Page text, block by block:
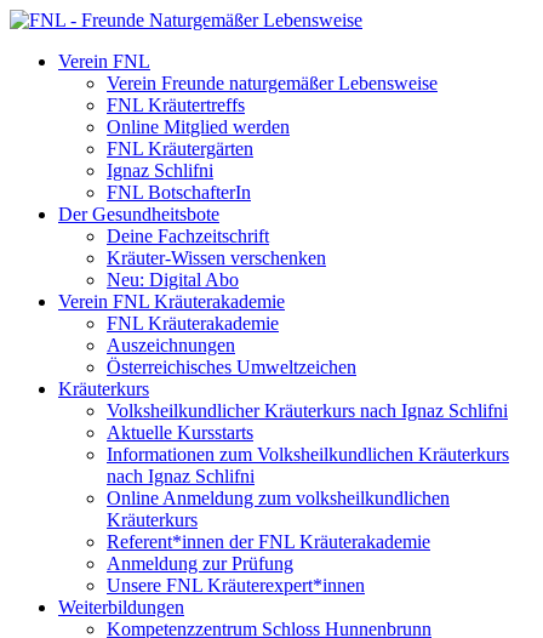
Verein FNL
Verein Freunde naturgemäßer Lebensweise
FNL Kräutertreffs
Online Mitglied werden
FNL Kräutergärten
Ignaz Schlifni
FNL BotschafterIn
Der Gesundheitsbote
Deine Fachzeitschrift
Kräuter-Wissen verschenken
Neu: Digital Abo
Verein FNL Kräuterakademie
FNL Kräuterakademie
Auszeichnungen
Österreichisches Umweltzeichen
Kräuterkurs
Volksheilkundlicher Kräuterkurs nach Ignaz Schlifni
Aktuelle Kursstarts
Informationen zum Volksheilkundlichen Kräuterkurs
nach Ignaz Schlifni
Online Anmeldung zum volksheilkundlichen
Kräuterkurs
Referent*innen der FNL Kräuterakademie
Anmeldung zur Prüfung
Unsere FNL Kräuterexpert*innen
Weiterbildungen
Kompetenzzentrum Schloss Hunnenbrunn